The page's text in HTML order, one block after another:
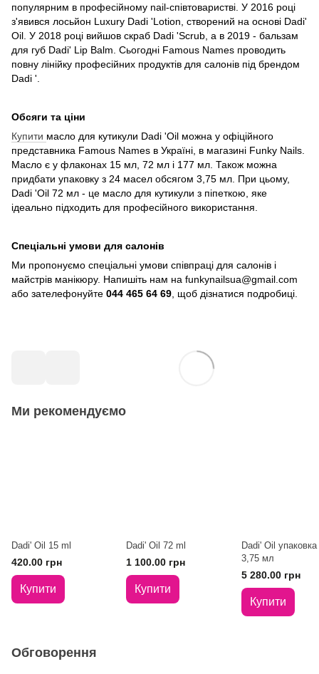
популярним в професійному nail-співтоваристві. У 2016 році
з'явився лосьйон Luxury Dadi 'Lotion, створений на основі Dadi'
Oil. У 2018 році вийшов скраб Dadi 'Scrub, а в 2019 - бальзам
для губ Dadi' Lip Balm. Сьогодні Famous Names проводить
повну лінійку професійних продуктів для салонів під брендом
Dadi '.
Обсяги та ціни
Купити масло для кутикули Dadi 'Oil можна у офіційного
представника Famous Names в Україні, в магазині Funky Nails.
Масло є у флаконах 15 мл, 72 мл і 177 мл. Також можна
придбати упаковку з 24 масел обсягом 3,75 мл. При цьому,
Dadi 'Oil 72 мл - це масло для кутикули з піпеткою, яке
ідеально підходить для професійного використання.
Спеціальні умови для салонів
Ми пропонуємо спеціальні умови співпраці для салонів і
майстрів манікюру. Напишіть нам на funkynailsua@gmail.com
або зателефонуйте 044 465 64 69 , щоб дізнатися подробиці.
Ми рекомендуємо
Dadi' Oil 15 ml
420.00 грн
Купити
Dadi' Oil 72 ml
1 100.00 грн
Купити
Dadi' Oil
3,75 мл
5 280.00 грн
Купити
Обговорення